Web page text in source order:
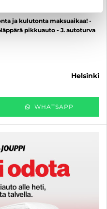
ja kulutonta maksuaikaa! -
pikkuauto - J. autoturva
helsinki
WHATSAPP